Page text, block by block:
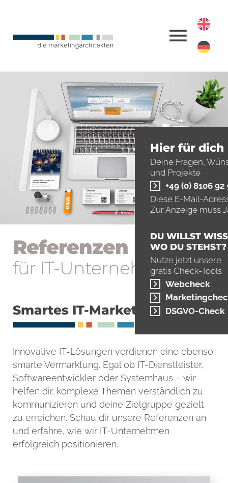
Referenzen
für IT-Unter­nehmen
Smartes IT-Marketing
Innovative IT-Lösungen verdienen eine ebenso
smarte Vermarktung. Egal ob IT-Dienstleister,
Softwareentwickler oder Systemhaus – wir
helfen dir, komplexe Themen verständlich zu
kommunizieren und deine Zielgruppe gezielt
zu erreichen. Schau dir unsere Referenzen an
und erfahre, wie wir IT-Unternehmen
erfolgreich positionieren.
Hier für dich
Deine Fragen,
und Projekte
+49 (0) 8106 92
Diese E-Mail-
Zur Anzeige muss
DU WILLST
WO DU STEHST?
Nutze jetzt unsere
gratis Check-Tools
Webcheck
DSGVO-Check